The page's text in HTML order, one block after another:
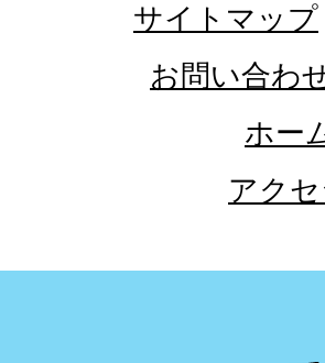
サイトマップ
お問い合わ
ホー
アク